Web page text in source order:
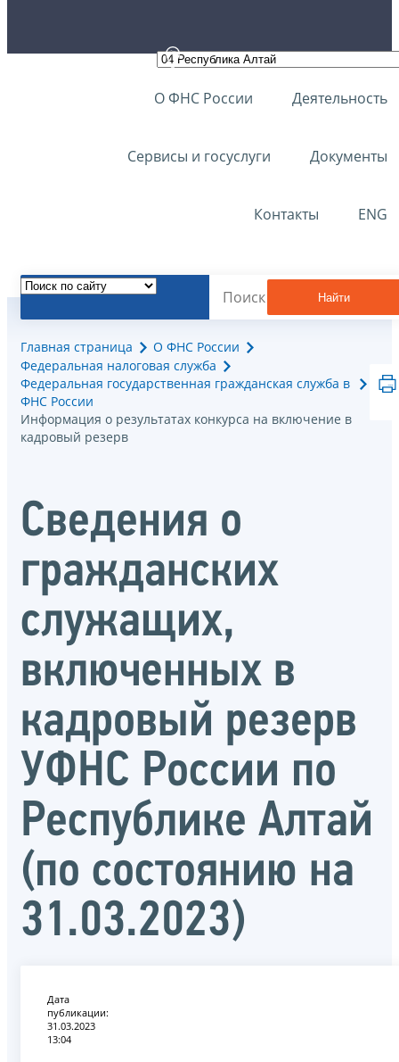
О ФНС России Деятельность
Сервисы и госуслуги Документы
Контакты ENG
Найти
Главная страница
О ФНС России
Федеральная налоговая служба
Федеральная государственная гражданская служба в
ФНС России
Информация о результатах конкурса на включение в
кадровый резерв
Сведения о
гражданских
служащих,
включенных в
кадровый резерв
УФНС России по
Республике Алтай
(по состоянию на
31.03.2023)
Дата
публикации:
31.03.2023
13:04